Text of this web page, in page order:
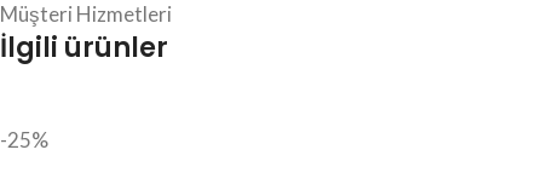
Müşteri Hizmetleri
İlgili ürünler
-25%